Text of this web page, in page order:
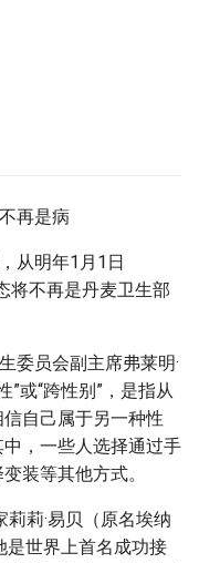
再是病
从明年1月1日
将不再是丹麦卫生部
委员会副主席弗莱明·
”或“跨性别”，是指从
自己属于另一种性
，一些人选择通过手
装等其他方式。
莉·易贝（原名埃纳
是世界上首名成功接